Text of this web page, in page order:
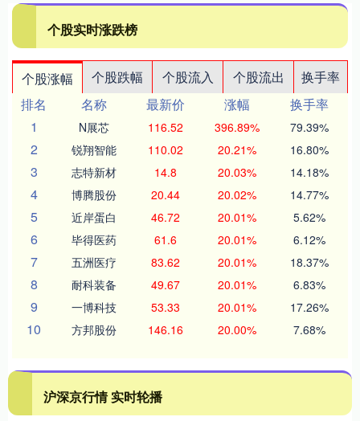
个股实时涨跌榜
个股涨幅 个股跌幅 个股流入 个股流出
换手率
排名
名称 最新价 涨幅
换手率
1
N展芯 116.52 396.89% 79.39%
2 锐翔智能 110.02 20.21% 16.80%
3 志特新材 14.8 20.03% 14.18%
4 博腾股份 20.44 20.02% 14.77%
5 近岸蛋白 46.72 20.01% 5.62%
6 毕得医药 61.6 20.01% 6.12%
7 五洲医疗 83.62 20.01% 18.37%
8 耐科装备 49.67 20.01% 6.83%
9 一博科技 53.33 20.01% 17.26%
10 方邦股份 146.16 20.00% 7.68%
沪深京行情 实时轮播